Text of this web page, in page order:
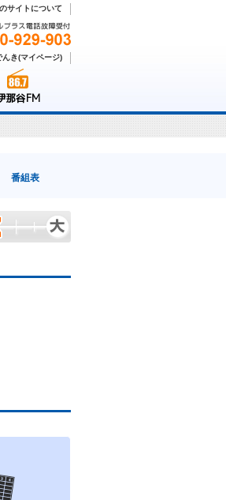
サイトについて
那谷FM
き(マイページ)
番組表